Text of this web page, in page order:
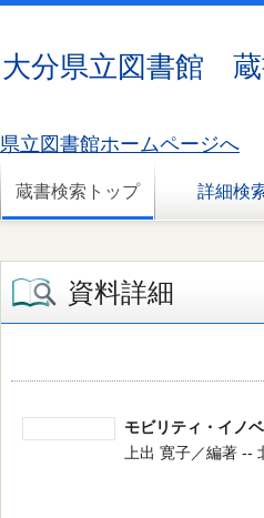
大分県立図書館 蔵
県立図書館ホームページへ
蔵書検索トップ 詳細検
資料詳細
モビリティ・イノ
上出 寛子／編著